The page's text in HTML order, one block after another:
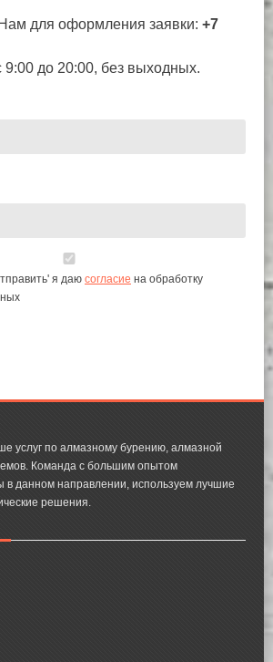
для оформления заявки: +7
9:00 до 20:00, без выходных.
я даю согласие на обработку
услуг по алмазному бурению, алмазной
Команда с большим опытом
в данном направлении, используем лучшие
решения.